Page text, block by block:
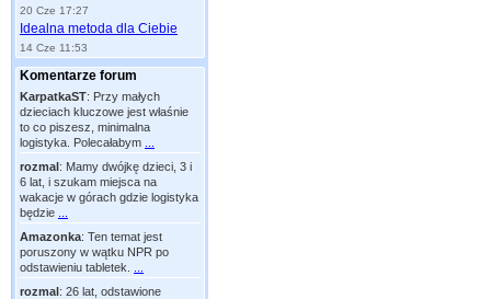
20 Cze 17:27
Idealna metoda dla Ciebie
14 Cze 11:53
Komentarze forum
KarpatkaST: Przy małych
dzieciach kluczowe jest właśnie
to co piszesz, minimalna
logistyka. Polecałabym
rozmal: Mamy dwójkę dzieci, 3 i
6 lat, i szukam miejsca na
wakacje w górach gdzie logistyka
będzie
Amazonka: Ten temat jest
poruszony w wątku NPR po
odstawieniu tabletek.
rozmal: 26 lat, odstawione